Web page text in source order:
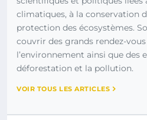
climatiques, à la conservation
protection des écosystèmes.
couvrir des grands rendez-
l’environnement ainsi que des
déforestation et la pollution.
VOIR TOUS LES ARTICLES